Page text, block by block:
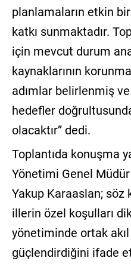
planlamaların etkin
katkı sunmaktadır.
için mevcut durum
kaynaklarının
adımlar belirlenmiş
hedefler
olacaktır” dedi.
Toplantıda konuşma
Yönetimi Genel Müdür
Yakup Karaaslan; söz
illerin özel koşulları
yönetiminde ortak
güçlendirdiğini ifade